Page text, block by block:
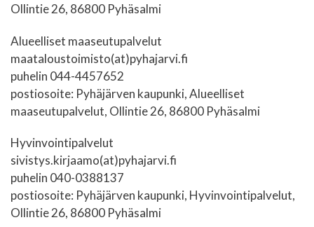
Ollintie 26, 86800 Pyhäsalmi
Alueelliset maaseutupalvelut
maataloustoimisto(at)pyhajarvi.fi
puhelin 044-4457652
postiosoite: Pyhäjärven kaupunki, Alueelliset
maaseutupalvelut, Ollintie 26, 86800 Pyhäsalmi
Hyvinvointipalvelut
sivistys.kirjaamo(at)pyhajarvi.fi
puhelin 040-0388137
postiosoite: Pyhäjärven kaupunki, Hyvinvointipalvelut,
Ollintie 26, 86800 Pyhäsalmi